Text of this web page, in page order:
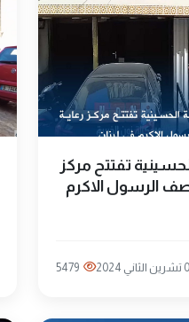
تفتتح مركز
الرسول الاكرم
5479